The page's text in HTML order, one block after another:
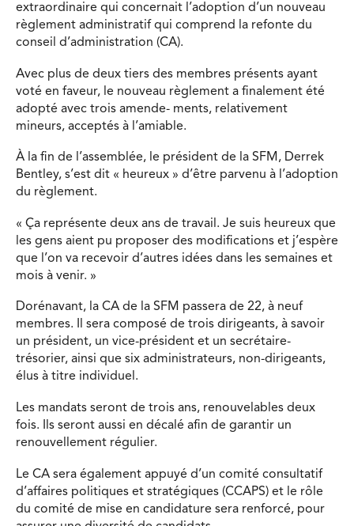
extraordinaire qui concernait l’adoption d’un nouveau
règlement administratif qui comprend la refonte du
conseil d’administration (CA).
Avec plus de deux tiers des membres présents ayant
voté en faveur, le nouveau règlement a finalement été
adopté avec trois amende- ments, relativement
mineurs, acceptés à l’amiable.
À la fin de l’assemblée, le président de la SFM, Derrek
Bentley, s’est dit « heureux » d’être parvenu à l’adoption
du règlement.
« Ça représente deux ans de travail. Je suis heureux que
les gens aient pu proposer des modifications et j’espère
que l’on va recevoir d’autres idées dans les semaines et
mois à venir. »
Dorénavant, la CA de la SFM passera de 22, à neuf
membres. Il sera composé de trois dirigeants, à savoir
un président, un vice-président et un secrétaire-
trésorier, ainsi que six administrateurs, non-dirigeants,
élus à titre individuel.
Les mandats seront de trois ans, renouvelables deux
fois. Ils seront aussi en décalé afin de garantir un
renouvellement régulier.
Le CA sera également appuyé d’un comité consultatif
d’affaires politiques et stratégiques (CCAPS) et le rôle
du comité de mise en candidature sera renforcé, pour